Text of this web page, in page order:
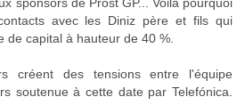
sponsors de Prost GP... Voilà pourquoi
avec les Diniz père et fils qui
de capital à hauteur de 40 %.
créent des tensions entre l'équipe
soutenue à cette date par Telefónica.